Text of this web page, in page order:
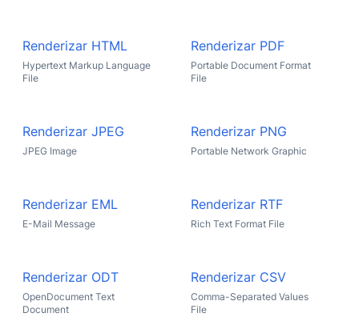
Renderizar HTML
Hypertext Markup Language
File
Renderizar PDF
Portable Document Format
File
Renderizar JPEG
JPEG Image
Renderizar PNG
Portable Network Graphic
Renderizar EML
E-Mail Message
Renderizar RTF
Rich Text Format File
Renderizar ODT
OpenDocument Text
Document
Renderizar CSV
Comma-Separated Values
File